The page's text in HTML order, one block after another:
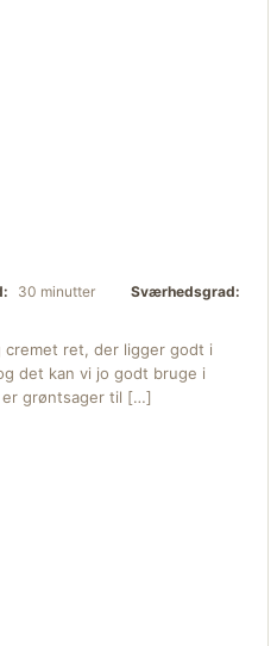
30 minutter
Sværhedsgrad:
cremet ret, der ligger godt i
det kan vi jo godt bruge i
er grøntsager til […]